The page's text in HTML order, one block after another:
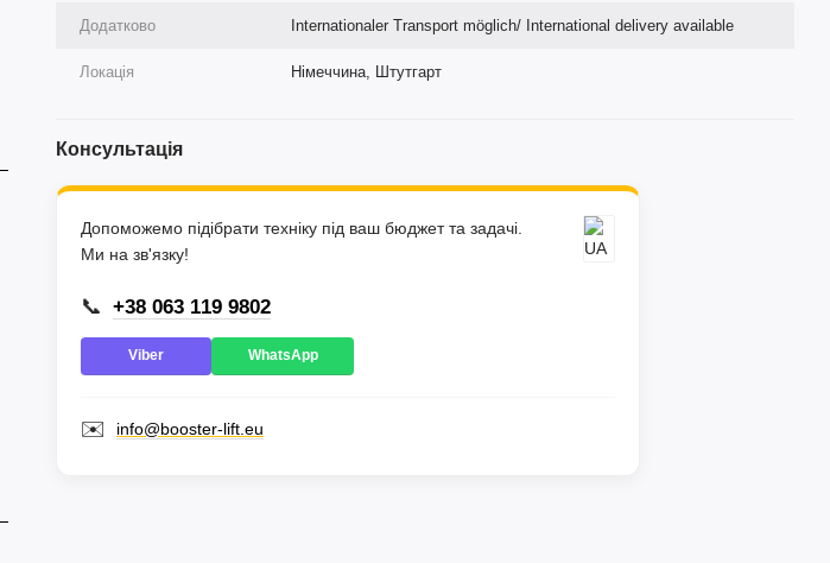
Додатково Internationaler Transport möglich/ International delivery available
Локація Німеччина, Штутгарт
Консультація
Допоможемо підібрати техніку під ваш бюджет та задачі.
Ми на зв'язку!
📞 +38 063 119 9802
Viber WhatsApp
✉️ info@booster-lift.eu